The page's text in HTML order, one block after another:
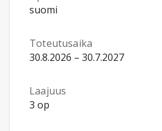
suomi
Toteutusaika
30.8.2026 – 30.7.2027
Laajuus
3 op